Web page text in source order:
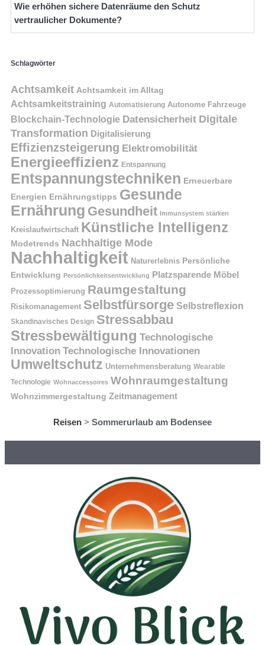
Wie erhöhen sichere Datenräume den Schutz
vertraulicher Dokumente?
Schlagwörter
Achtsamkeit Achtsamkeit im Alltag
Achtsamkeitstraining Automatisierung Autonome Fahrzeuge
Blockchain-Technologie Datensicherheit Digitale
Transformation Digitalisierung
Effizienzsteigerung Elektromobilität
Energieeffizienz Entspannung
Entspannungstechniken Erneuerbare
Energien Ernährungstipps Gesunde
Ernährung Gesundheit Immunsystem stärken
Kreislaufwirtschaft Künstliche Intelligenz
Modetrends Nachhaltige Mode
Nachhaltigkeit Naturerlebnis Persönliche
Entwicklung Persönlichkeitsentwicklung Platzsparende Möbel
Prozessoptimierung Raumgestaltung
Risikomanagement Selbstfürsorge Selbstreflexion
Skandinavisches Design Stressabbau
Stressbewältigung Technologische
Innovation Technologische Innovationen
Umweltschutz Unternehmensberatung Wearable
Technologie Wohnaccessoires Wohnraumgestaltung
Wohnzimmergestaltung Zeitmanagement
Reisen > Sommerurlaub am Bodensee